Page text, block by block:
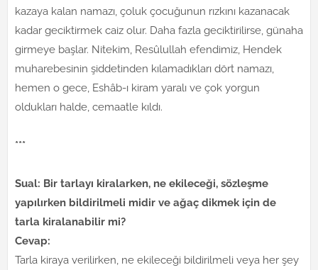
kazaya kalan namazı, çoluk çocuğunun rızkını kazanacak
kadar geciktirmek caiz olur. Daha fazla geciktirilirse, günaha
girmeye başlar. Nitekim, Resûlullah efendimiz, Hendek
muharebesinin şiddetinden kılamadıkları dört namazı,
hemen o gece, Eshâb-ı kiram yaralı ve çok yorgun
oldukları halde, cemaatle kıldı.
***
Sual: Bir tarlayı kiralarken, ne ekileceği, sözleşme
yapılırken bildirilmeli midir ve ağaç dikmek için de
tarla kiralanabilir mi?
Cevap:
Tarla kiraya verilirken, ne ekileceği bildirilmeli veya her şey